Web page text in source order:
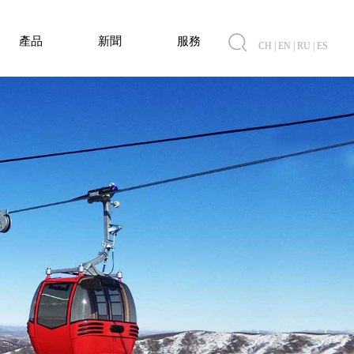
產品 新聞 服務 CH EN RU ES